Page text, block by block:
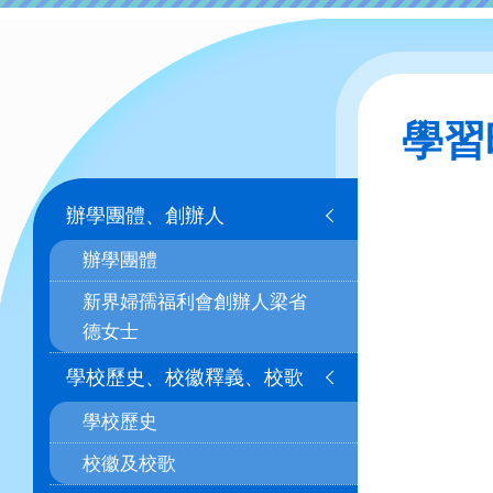
學
Main
navigation
辦學團體、創辦人
辦學團體
新界婦孺福利會創辦人梁省
德女士
學校歷史、校徽釋義、校歌
學校歷史
校徽及校歌